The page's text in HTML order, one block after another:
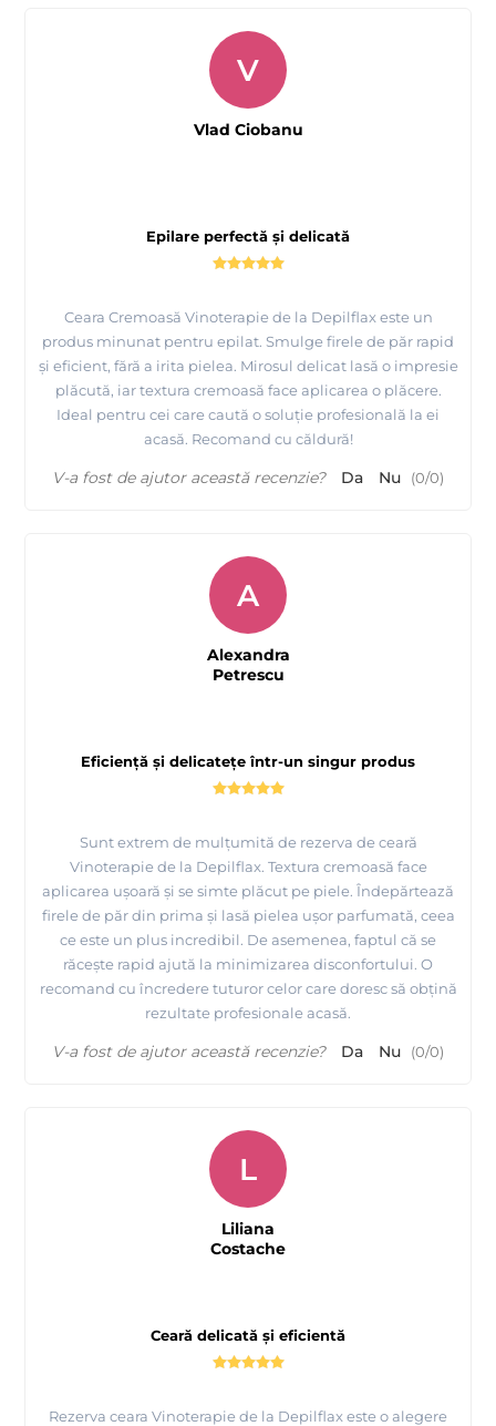
Epilare perfectă și delicată
Ceara Cremoasă Vinoterapie de la Depilflax este un
produs minunat pentru epilat. Smulge firele de păr rapid
și eficient, fără a irita pielea. Mirosul delicat lasă o impresie
plăcută, iar textura cremoasă face aplicarea o plăcere.
Ideal pentru cei care caută o soluție profesională la ei
acasă. Recomand cu căldură!
V
Vlad Ciobanu
V-a fost de ajutor această recenzie? Da Nu (0/0)
Eficiență și delicatețe într-un singur produs
Sunt extrem de mulțumită de rezerva de ceară
Vinoterapie de la Depilflax. Textura cremoasă face
aplicarea ușoară și se simte plăcut pe piele. Îndepărtează
firele de păr din prima și lasă pielea ușor parfumată, ceea
ce este un plus incredibil. De asemenea, faptul că se
răcește rapid ajută la minimizarea disconfortului. O
recomand cu încredere tuturor celor care doresc să obțină
rezultate profesionale acasă.
A
Alexandra
Petrescu
V-a fost de ajutor această recenzie? Da Nu (0/0)
Ceară delicată și eficientă
Rezerva ceara Vinoterapie de la Depilflax este o alegere
L
Liliana
Costache